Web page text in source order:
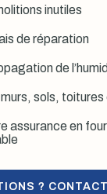
inutiles
de réparation
de
sols,
assurance en
?